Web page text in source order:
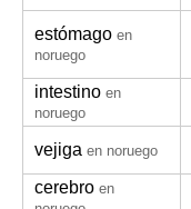
estómago en
noruego
intestino en
noruego
vejiga en noruego
cerebro en